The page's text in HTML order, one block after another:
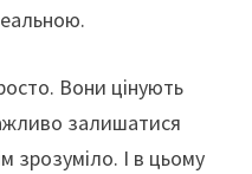
Вони цінують
залишатися
зрозуміло. І в цьому